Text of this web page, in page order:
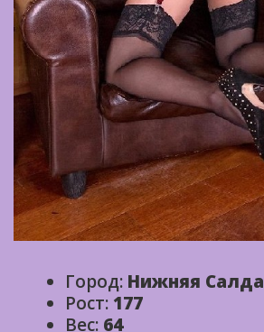
Город: Нижняя Салда
Рост: 177
Вес: 64